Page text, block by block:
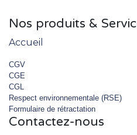
Nos produits &
Accueil
CGV
CGE
CGL
Respect environnementale (RSE)
Formulaire de rétractation
Contactez-nous